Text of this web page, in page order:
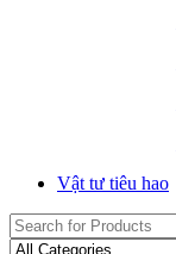
Vật tư tiêu hao
Search
for: